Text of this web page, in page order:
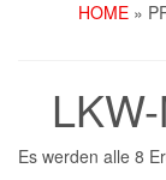
HOME »
Es werden alle 8